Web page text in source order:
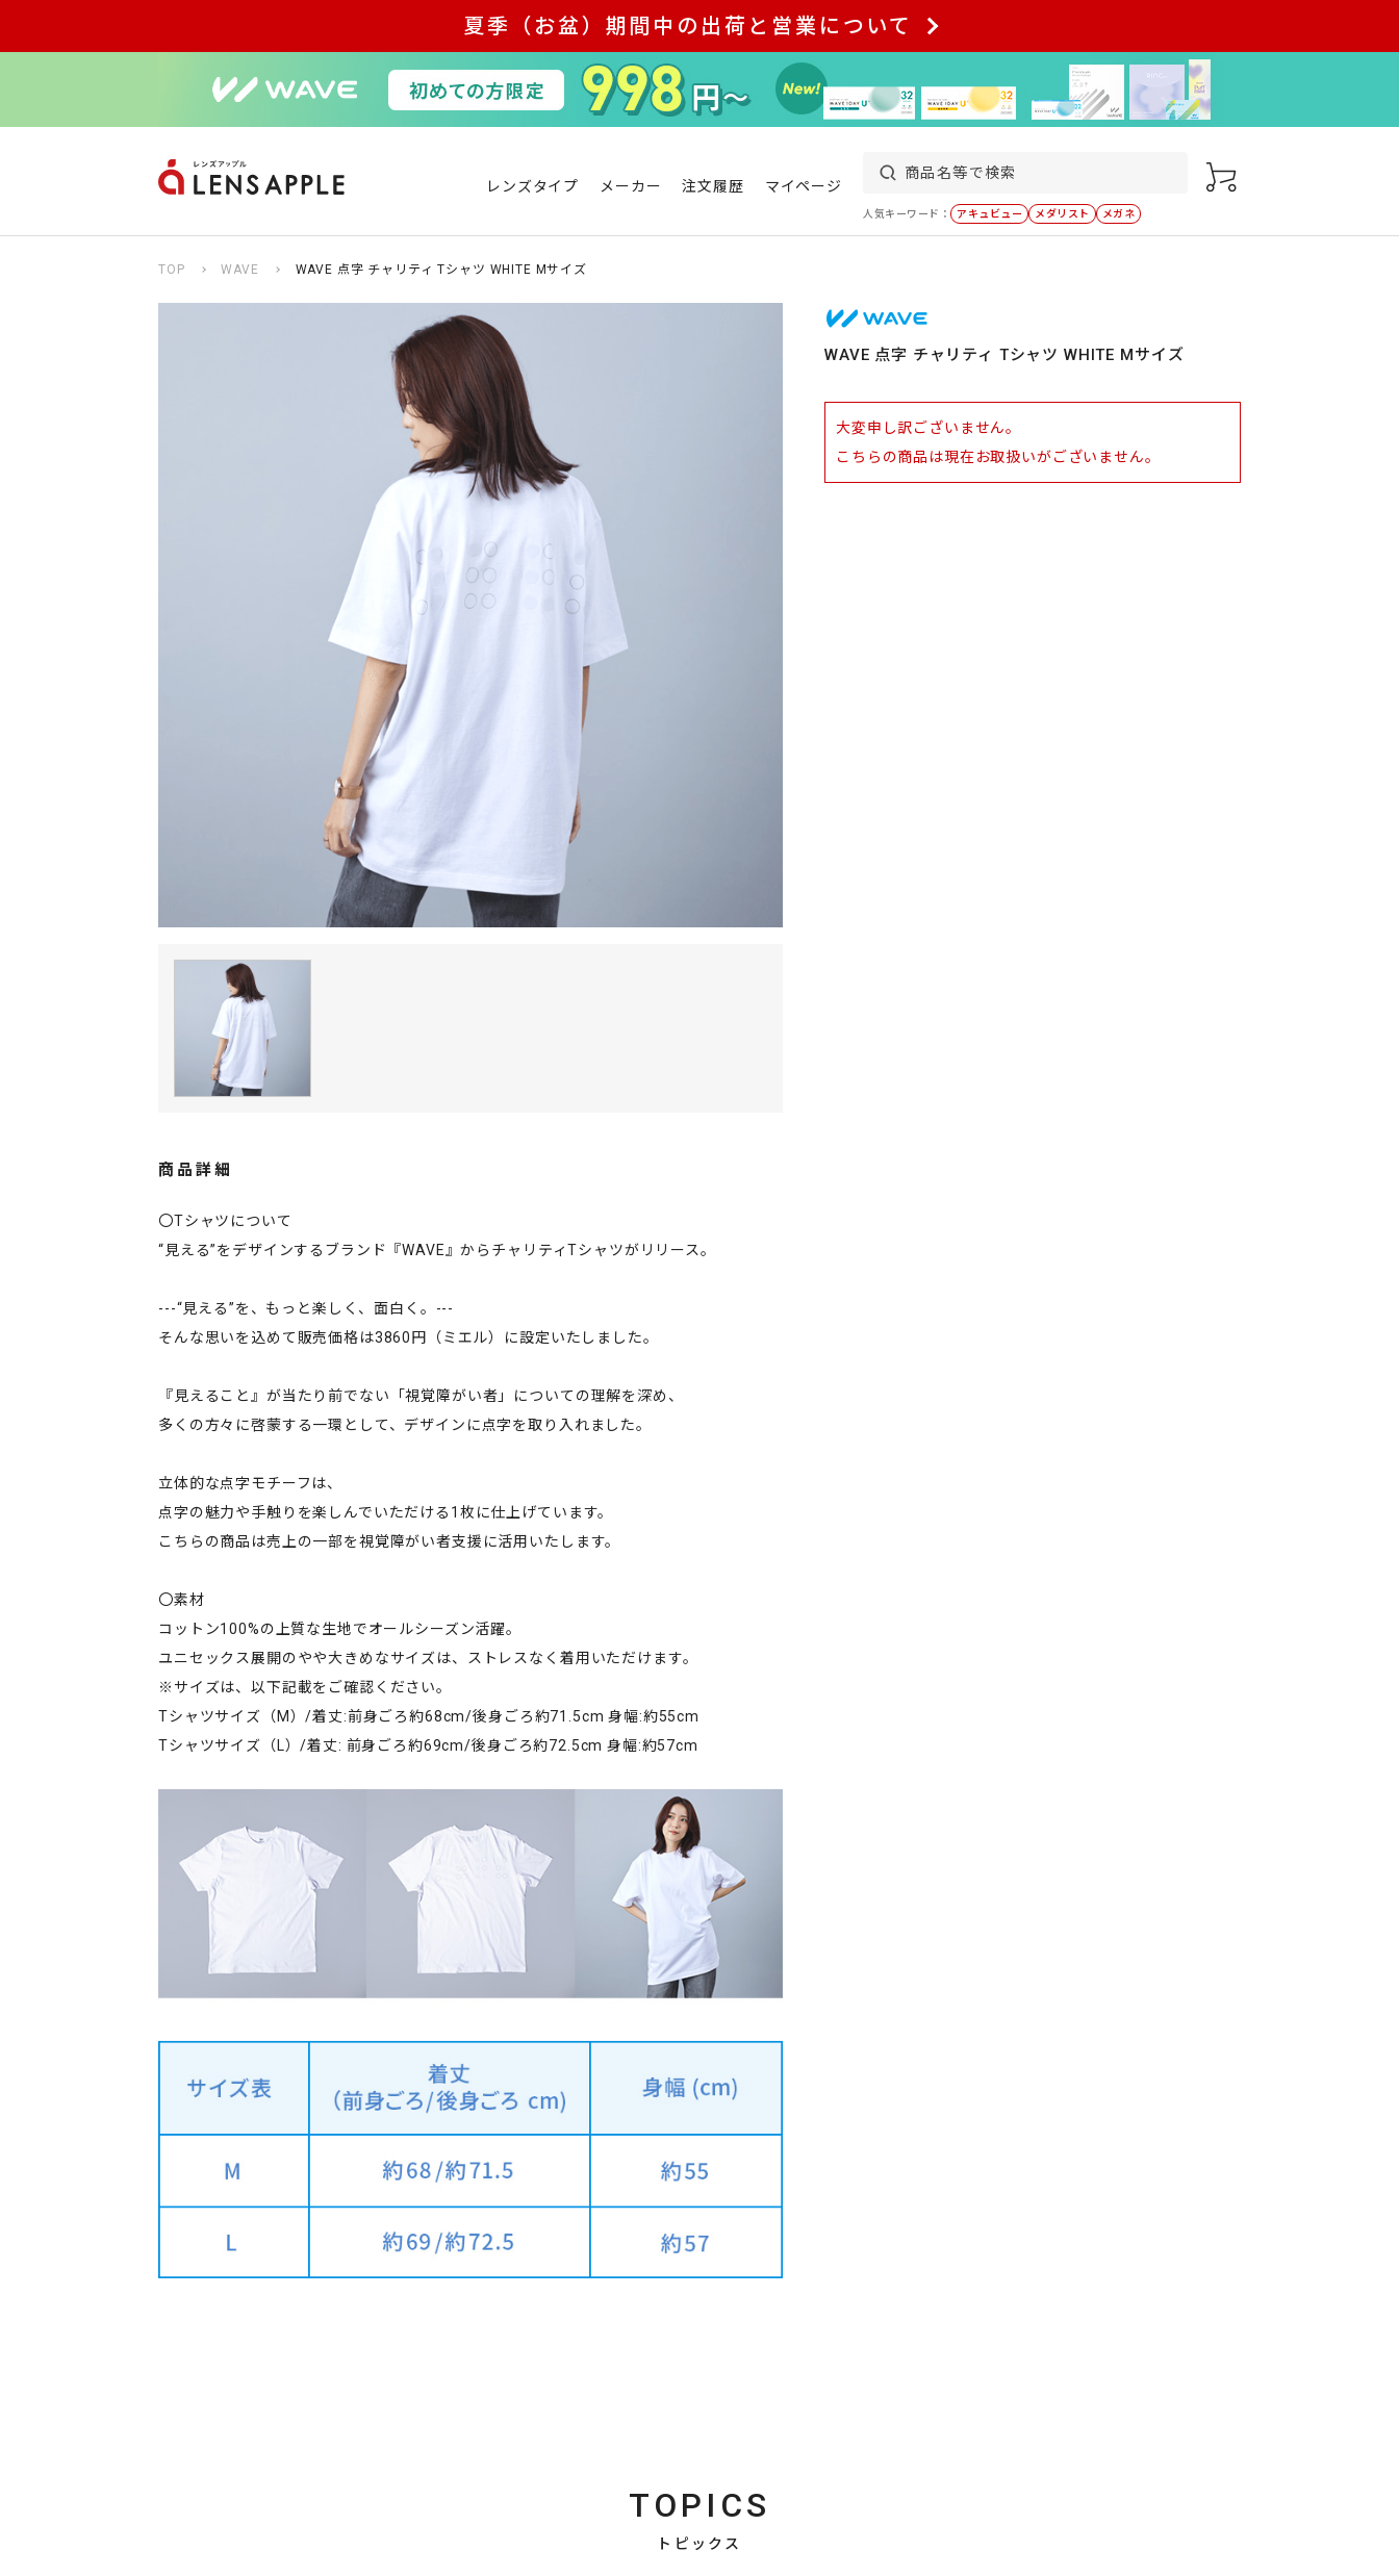
夏季（お盆）期間中の出荷と営業について
レンズタイプ メーカー 注文履歴 マイページ
人気キーワード： アキュビュー メダリスト メガネ
TOP WAVE WAVE 点字 チャリティ Tシャツ WHITE Mサイズ
商品詳細
〇Tシャツについて
“見える”をデザインするブランド『WAVE』からチャリティTシャツがリリース。
---“見える”を、もっと楽しく、面白く。---
そんな思いを込めて販売価格は3860円（ミエル）に設定いたしました。
『見えること』が当たり前でない「視覚障がい者」についての理解を深め、
多くの方々に啓蒙する一環として、デザインに点字を取り入れました。
立体的な点字モチーフは、
点字の魅力や手触りを楽しんでいただける1枚に仕上げています。
こちらの商品は売上の一部を視覚障がい者支援に活用いたします。
〇素材
コットン100%の上質な生地でオールシーズン活躍。
ユニセックス展開のやや大きめなサイズは、ストレスなく着用いただけます。
※サイズは、以下記載をご確認ください。
Tシャツサイズ（M）/着丈:前身ごろ約68cm/後身ごろ約71.5cm 身幅:約55cm
Tシャツサイズ（L）/着丈: 前身ごろ約69cm/後身ごろ約72.5cm 身幅:約57cm
WAVE 点字 チャリティ Tシャツ WHITE Mサイズ
大変申し訳ございません。
こちらの商品は現在お取扱いがございません。
TOPICS
トピックス